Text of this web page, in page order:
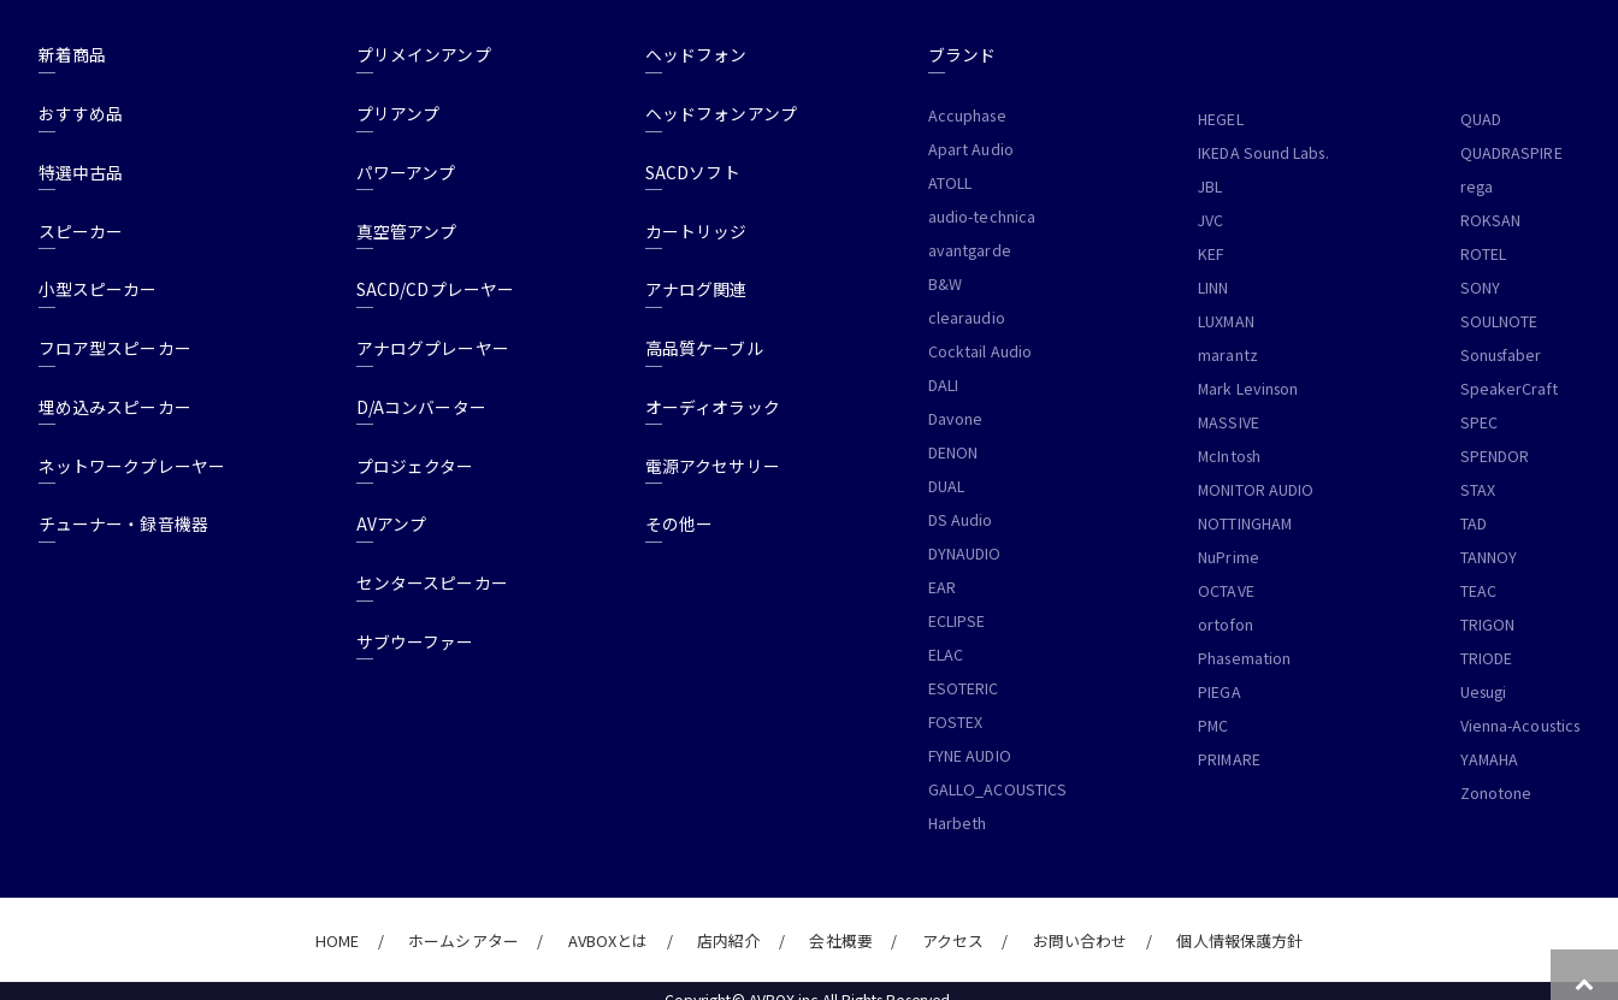
新着商品
おすすめ品
特選中古品
スピーカー
小型スピーカー
フロア型スピーカー
埋め込みスピーカー
ネットワークプレーヤー
チューナー・録音機器
プリメインアンプ
プリアンプ
パワーアンプ
真空管アンプ
SACD/CDプレーヤー
アナログプレーヤー
D/Aコンバーター
プロジェクター
AVアンプ
センタースピーカー
サブウーファー
ヘッドフォン
ヘッドフォンアンプ
SACDソフト
カートリッジ
アナログ関連
高品質ケーブル
オーディオラック
電源アクセサリー
その他ー
ブランド
Accuphase
Apart Audio
ATOLL
audio-technica
avantgarde
B&W
clearaudio
Cocktail Audio
DALI
Davone
DENON
DUAL
DS Audio
DYNAUDIO
EAR
ECLIPSE
ELAC
ESOTERIC
FOSTEX
FYNE AUDIO
GALLO_ACOUSTICS
Harbeth
HEGEL
IKEDA Sound Labs.
JBL
JVC
KEF
LINN
LUXMAN
marantz
Mark Levinson
MASSIVE
McIntosh
MONITOR AUDIO
NOTTINGHAM
NuPrime
OCTAVE
ortofon
Phasemation
PIEGA
PMC
PRIMARE
QUAD
QUADRASPIRE
rega
ROKSAN
ROTEL
SONY
SOULNOTE
Sonusfaber
SpeakerCraft
SPEC
SPENDOR
STAX
TAD
TANNOY
TEAC
TRIGON
TRIODE
Uesugi
Vienna-Acoustics
YAMAHA
Zonotone
HOME ホームシアター AVBOXとは 店内紹介 会社概要 アクセス お問い合わせ 個人情報保護方針